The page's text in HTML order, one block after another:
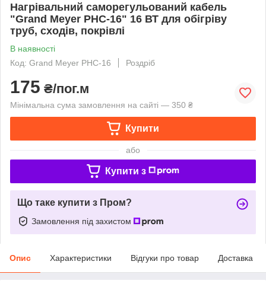
Нагрівальний саморегульований кабель
"Grand Meyer PHC-16" 16 ВТ для обігріву
труб, сходів, покрівлі
В наявності
Код: Grand Meyer PHC-16
Роздріб
175 ₴/пог.м
Мінімальна сума замовлення на сайті — 350 ₴
Купити
або
Купити з
Що таке купити з Пром?
Замовлення під захистом
Опис Характеристики Відгуки про товар Доставка